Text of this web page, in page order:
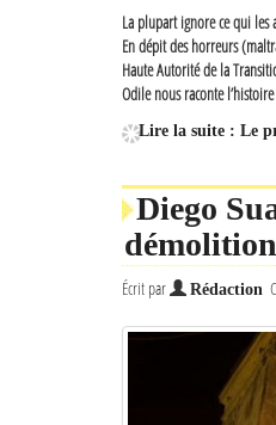
La plupart ignore ce qui les
En dépit des horreurs
Haute Autorité de la
Odile nous raconte
Lire la suite : Le
Diego
Écrit par Rédaction